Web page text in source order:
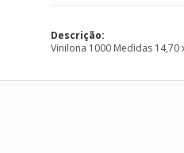
Descrição:
Vinilona 1000 Medidas 14,70